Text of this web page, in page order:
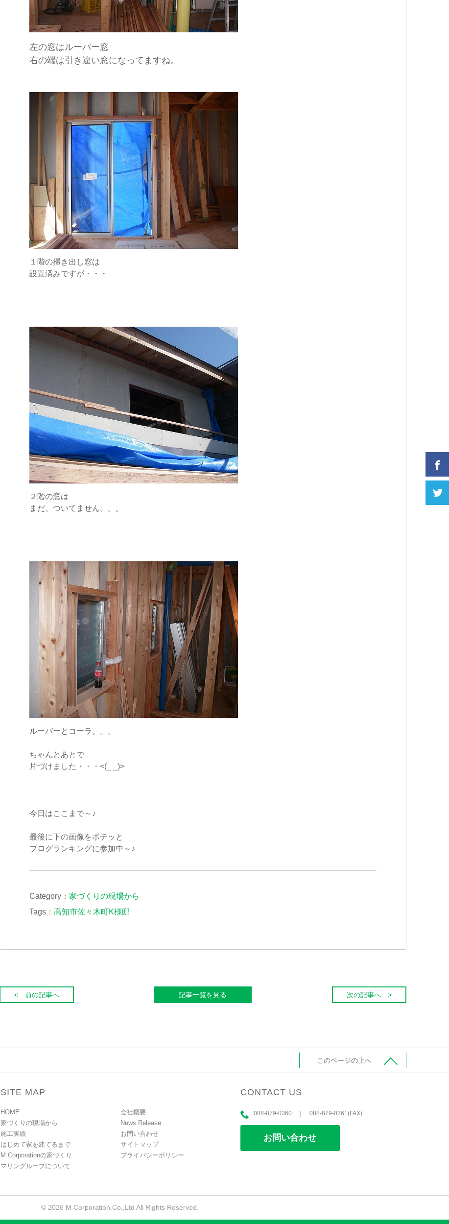
左の窓はルーバー窓
右の端は引き違い窓になってますね。
１階の掃き出し窓は
設置済みですが・・・
２階の窓は
まだ、ついてません。。。
ルーバーとコーラ。。。
ちゃんとあとで
片づけました・・・<(_ _)>
今日はここまで～♪
最後に下の画像をポチッと
ブログランキングに参加中～♪
Category：家づくりの現場から
Tags：高知市佐々木町K様邸
< 前の記事へ 記事一覧を見る 次の記事へ >
このページの上へ
CONTACT US
088-879-0360 ｜ 088-879-0361(FAX)
お問い合わせ
SITE MAP
HOME
家づくりの現場から
施工実績
はじめて家を建てるまで
M Corporationの家づくり
マリングループについて
会社概要
News Release
お問い合わせ
サイトマップ
プライバシーポリシー
© 2026 M Corporation.Co.,Ltd All Rights Reserved.